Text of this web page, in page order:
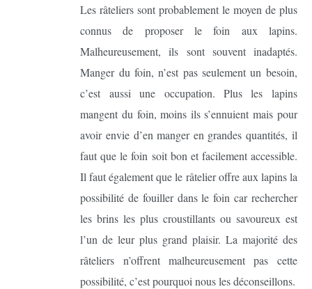
Les râteliers sont probablement le moyen de plus
connus de proposer le foin aux lapins.
Malheureusement, ils sont souvent inadaptés.
Manger du foin, n’est pas seulement un besoin,
c’est aussi une occupation. Plus les lapins
mangent du foin, moins ils s’ennuient mais pour
avoir envie d’en manger en grandes quantités, il
faut que le foin soit bon et facilement accessible.
Il faut également que le râtelier offre aux lapins la
possibilité de fouiller dans le foin car rechercher
les brins les plus croustillants ou savoureux est
l’un de leur plus grand plaisir. La majorité des
râteliers n’offrent malheureusement pas cette
possibilité, c’est pourquoi nous les déconseillons.